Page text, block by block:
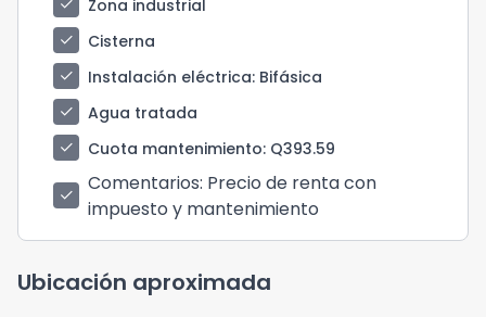
check
Zona industrial
check
Cisterna
check
Instalación eléctrica: Bifásica
check
Agua tratada
check
Cuota mantenimiento: Q393.59
check Comentarios: Precio de renta con
impuesto y mantenimiento
Ubicación aproximada